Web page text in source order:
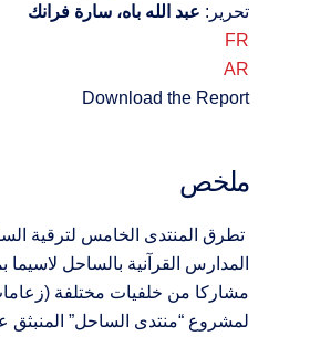
تحرير: عبد الله باه، سارة فرانك
FR
AR
Download the Report
ملخص
المدارس القرآنية بالساحل
مشاركا من خلفيات مختلفة
لمشروع “منتدى الساحل”